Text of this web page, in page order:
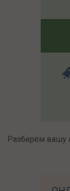
Разберём вашу